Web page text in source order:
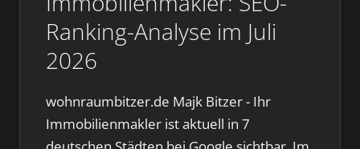
Ranking-Analyse im Juli
2026
wohnraumbitzer.de Majk Bitzer - Ihr
Immobilienmakler ist aktuell in 7